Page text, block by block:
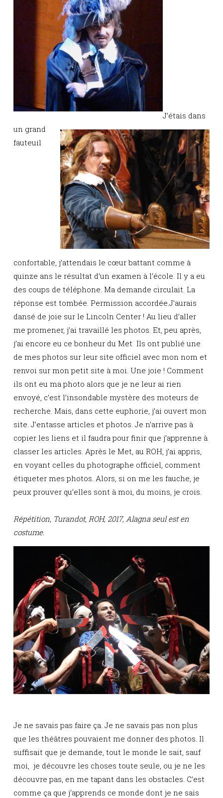
J’étais dans
un grand
fauteuil
confortable, j’attendais le cœur battant comme à
quinze ans le résultat d’un examen à l’école. Il y a eu
des coups de téléphone. Ma demande circulait. La
réponse est tombée. Permission accordée.J’aurais
dansé de joie sur le Lincoln Center ! Au lieu d’aller
me promener, j’ai travaillé les photos. Et, peu après,
j’ai encore eu ce bonheur du Met Ils ont publié une
de mes photos sur leur site officiel avec mon nom et
renvoi sur mon petit site à moi. Une joie ! Comment
ils ont eu ma photo alors que je ne leur ai rien
envoyé, c’est l’insondable mystère des moteurs de
recherche. Mais, dans cette euphorie, j’ai ouvert mon
site. J’entasse articles et photos. Je n’arrive pas à
copier les liens et il faudra pour finir que j’apprenne à
classer les articles. Après le Met, au ROH, j’ai appris,
en voyant celles du photographe officiel, comment
étiqueter mes photos. Alors, si on me les fauche, je
peux prouver qu’elles sont à moi, du moins, je crois.
Répétition, Turandot, ROH, 2017, Alagna seul est en
costume.
Je ne savais pas faire ça. Je ne savais pas non plus
que les théâtres pouvaient me donner des photos. Il
suffisait que je demande, tout le monde le sait, sauf
moi, je découvre les choses toute seule, ou je ne les
découvre pas, en me tapant dans les obstacles. C’est
comme ça que j‘apprends ce monde dont je ne sais